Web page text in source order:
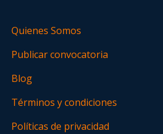
Quienes Somos
Publicar convocatoria
Blog
Términos y condiciones
Políticas de privacidad